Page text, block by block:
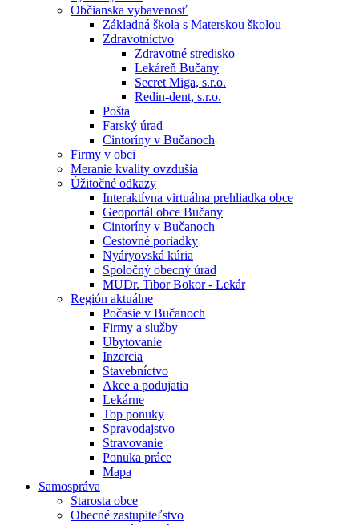
Občianska vybavenosť
Základná škola s Materskou školou
Zdravotníctvo
Zdravotné stredisko
Lekáreň Bučany
Secret Miga, s.r.o.
Redin-dent, s.r.o.
Pošta
Farský úrad
Cintoríny v Bučanoch
Firmy v obci
Meranie kvality ovzdušia
Úžitočné odkazy
Interaktívna virtuálna prehliadka obce
Geoportál obce Bučany
Cintoríny v Bučanoch
Cestovné poriadky
Nyáryovská kúria
Spoločný obecný úrad
MUDr. Tibor Bokor - Lekár
Región aktuálne
Počasie v Bučanoch
Firmy a služby
Ubytovanie
Inzercia
Stavebníctvo
Akce a podujatia
Lekárne
Top ponuky
Spravodajstvo
Stravovanie
Ponuka práce
Mapa
Samospráva
Starosta obce
Obecné zastupiteľstvo